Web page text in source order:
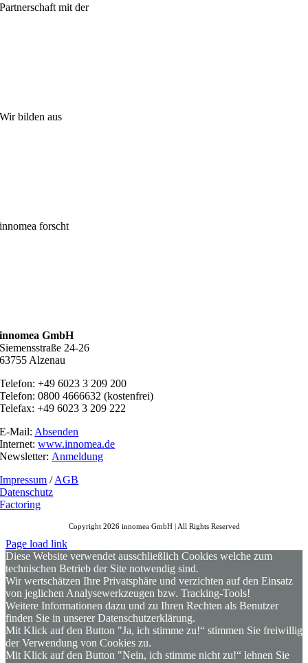
Partnerschaft mit der
Wir bilden aus
innomea forscht
innomea GmbH
Siemensstraße 24-26
63755 Alzenau
Telefon: +49 6023 3 209 200
Telefon: 0800 4666632 (kostenfrei)
Telefax: +49 6023 3 209 222
E-Mail: Absenden
Internet:www.innomea.de
Newsletter: Anmeldung
Impressum /AGB
Datenschutz
Factoring
Copyright 2026 innomea GmbH | All Rights Reserved
Page load link
Diese Website verwendet ausschließlich Cookies welche zum
technischen Betrieb der Site notwendig sind.
Wir wertschätzen Ihre Privatsphäre und verzichten auf den Einsatz
von jeglichen Analysewerkzeugen bzw. Tracking-Tools!
Weitere Informationen dazu und zu Ihren Rechten als Benutzer
finden Sie in unserer Datenschutzerklärung.
Mit Klick auf den Button "Ja, ich stimme zu!“ stimmen Sie freiwillig
der Verwendung von Cookies zu.
Mit Klick auf den Button "Nein, ich stimme nicht zu!“ lehnen Sie